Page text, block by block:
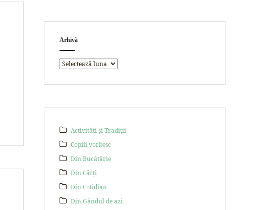
Arhivă
Activități și Tradiții
Copiii vorbesc
Din Bucătărie
Din Cărți
Din Cotidian
Din Gândul de azi